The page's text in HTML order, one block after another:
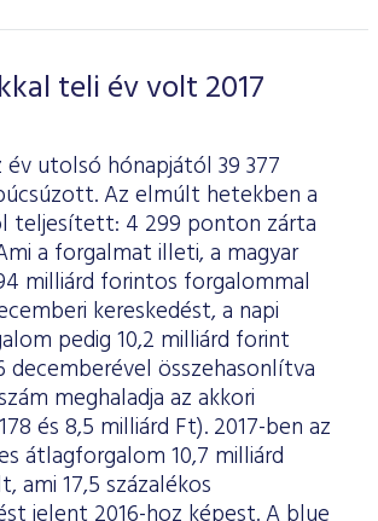
teli év volt 2017
év utolsó hónapjától 39 377
Az elmúlt hetekben a
teljesített: 4 299 ponton zárta
a forgalmat illeti, a magyar
milliárd forintos forgalommal
kereskedést, a napi
pedig 10,2 milliárd forint
decemberével összehasonlítva
meghaladja az akkori
és 8,5 milliárd Ft). 2017-ben az
átlagforgalom 10,7 milliárd
ami 17,5 százalékos